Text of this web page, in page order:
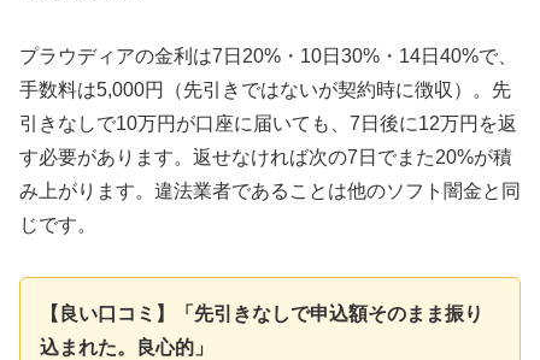
プラウディアの金利は7日20%・10日30%・14日40%で、
手数料は5,000円（先引きではないが契約時に徴収）。先
引きなしで10万円が口座に届いても、7日後に12万円を返
す必要があります。返せなければ次の7日でまた20%が積
み上がります。違法業者であることは他のソフト闇金と同
じです。
【良い口コミ】「先引きなしで申込額そのまま振り
込まれた。良心的」